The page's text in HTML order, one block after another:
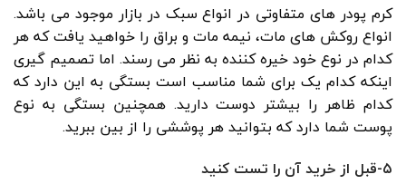
کرم پودر های متفاوتی در انواع سبک در بازار موجود می باشد.
انواع روکش های مات، نیمه مات و براق را خواهید یافت که هر
کدام در نوع خود خیره کننده به نظر می رسند. اما تصمیم گیری
اینکه کدام یک برای شما مناسب است بستگی به این دارد که
کدام ظاهر را بیشتر دوست دارید. همچنین بستگی به نوع
پوست شما دارد که بتوانید هر پوششی را از بین ببرید.
۵-قبل از خرید آن را تست کنید